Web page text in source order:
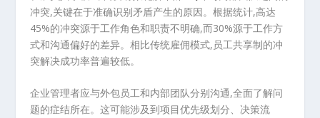
冲突,关键在于准确识别矛盾产生的原因。根据统计,高达
45%的冲突源于工作角色和职责不明确,而30%源于工作方
式和沟通偏好的差异。相比传统雇佣模式,员工共享制的冲
突解决成功率普遍较低。
企业管理者应与外包员工和内部团队分别沟通,全面了解问
题的症结所在。这可能涉及到项目优先级划分、决策流